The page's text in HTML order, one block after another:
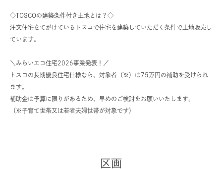
◇TOSCOの建築条件付き土地とは？◇
注文住宅をてがけているトスコで住宅を建築していただく条件で土地販売し
ています。
＼みらいエコ住宅2026事業発表！／
トスコの長期優良住宅仕様なら、対象者（※）は75万円の補助を受けられ
ます。
補助金は予算に限りがあるため、早めのご検討をお願いいたします。
（※子育て世帯又は若者夫婦世帯が対象です）
区画